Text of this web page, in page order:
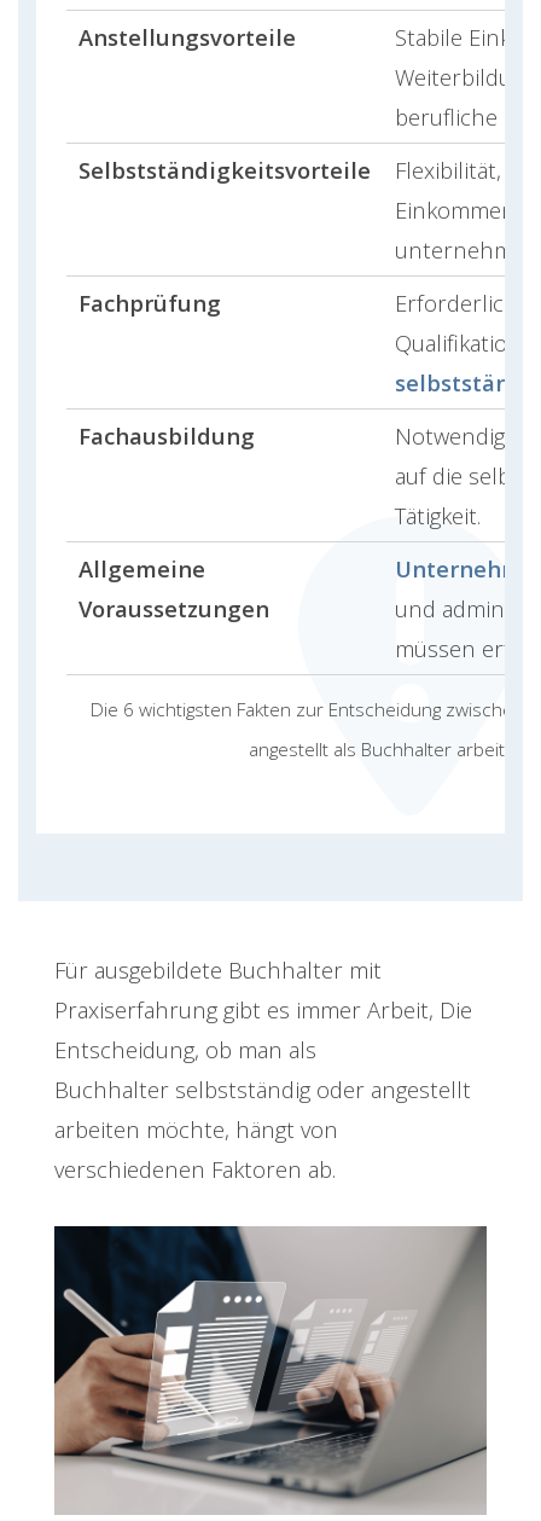
Die 6 wichtigsten Fakten zur Entscheidung zwischen
angestellt als Buchhalter arbeiten
Anstellungsvorteile
Stabile
berufliche
Selbstständigkeitsvorteile
Flexibilität,
Fachprüfung
Erforderlich
Qualifikation
Fachausbildung
Notwendig
auf die
Tätigkeit.
Allgemeine
Voraussetzungen
und
müssen
Für ausgebildete Buchhalter mit
Praxiserfahrung gibt es immer Arbeit, Die
Entscheidung, ob man als
Buchhalter selbstständig oder angestellt
arbeiten möchte, hängt von
verschiedenen Faktoren ab.